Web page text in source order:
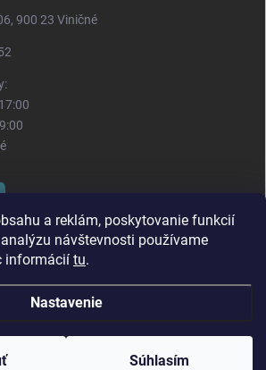
a reklám, poskytovanie funkcií
návštevnosti používame
informácií tu.
Nastavenie
Súhlasím
pondelok naša prevádzka otvorená v
– 19:00 Táto zmena platí až do odvolania.
900 23 Viničné
. Všetky práva vyhradené.Upraviť nastavenie